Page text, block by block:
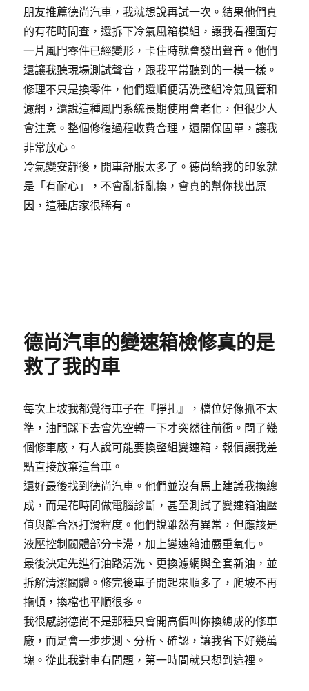
朋友推薦德尚汽車，我就想說再試一次。結果他們真
的有花時間查，還拆下冷氣風箱模組，讓我看裡面有
一片風門零件已經變形，卡住時就會發出聲音。他們
還讓我聽現場測試聲音，跟我平常聽到的一模一樣。
修理不只是換零件，他們還順便清洗整組冷氣風管和
濾網，還說這種風門系統長期使用會老化，但很少人
會注意。整個修復過程收費合理，還開保固單，讓我
非常放心。
冷氣變安靜後，開車舒服太多了。德尚給我的印象就
是「有耐心」，不會亂拆亂換，會真的幫你找出原
因，這種店家很稀有。
德尚汽車的變速箱檢修真的是
救了我的車
每次上坡我都覺得車子在『掙扎』，檔位好像抓不太
準，油門踩下去會先空轉一下才突然往前衝。問了幾
個修車廠，有人說可能要換整組變速箱，報價讓我差
點直接放棄這台車。
還好最後找到德尚汽車。他們並沒有馬上建議我換總
成，而是花時間做電腦診斷，甚至測試了變速箱油壓
值與離合器打滑程度。他們說雖然有異常，但應該是
液壓控制閥體部分卡滯，加上變速箱油嚴重氧化。
最後決定先進行油路清洗、更換濾網與全套新油，並
拆解清潔閥體。修完後車子開起來順多了，爬坡不再
拖頓，換檔也平順很多。
我很感謝德尚不是那種只會開高價叫你換總成的修車
廠，而是會一步步測、分析、確認，讓我省下好幾萬
塊。從此我對車有問題，第一時間就只想到這裡。